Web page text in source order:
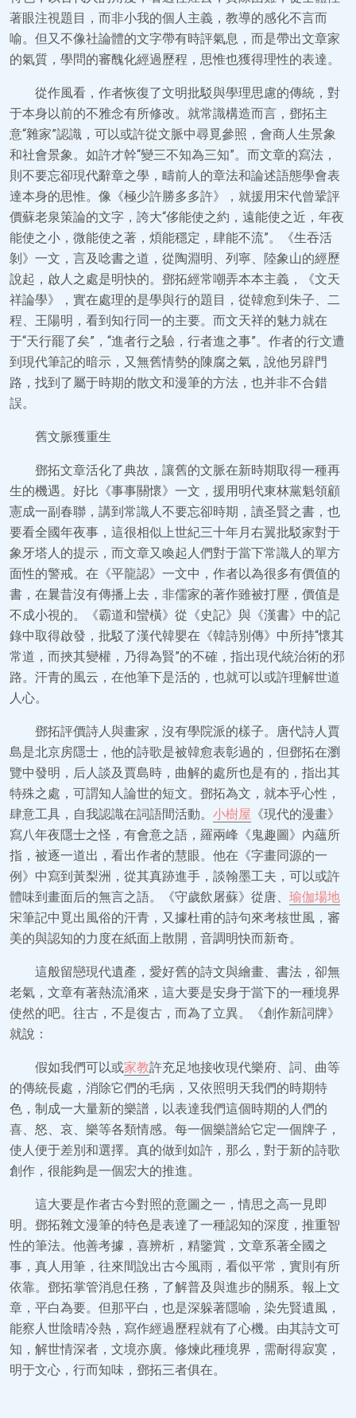
著眼注視題目，而非小我的個人主義，教導的感化不言而
喻。但又不像社論體的文字帶有時評氣息，而是帶出文章家
的氣質，學問的審醜化經過歷程，思惟也獲得理性的表達。
從作風看，作者恢復了文明批駁與學理思慮的傳統，對
于本身以前的不雅念有所修改。就常識構造而言，鄧拓主
意“雜家”認識，可以或許從文脈中尋覓參照，會商人生景象
和社會景象。如許才幹“變三不知為三知”。而文章的寫法，
則不要忘卻現代辭章之學，疇前人的章法和論述語態學會表
達本身的思惟。像《極少許勝多多許》，就援用宋代曾鞏評
價蘇老泉策論的文字，誇大“侈能使之約，遠能使之近，年夜
能使之小，微能使之著，煩能穩定，肆能不流”。《生吞活
剝》一文，言及唸書之道，從陶淵明、列寧、陸象山的經歷
說起，啟人之處是明快的。鄧拓經常嘲弄本本主義，《文天
祥論學》，實在處理的是學與行的題目，從韓愈到朱子、二
程、王陽明，看到知行同一的主要。而文天祥的魅力就在
于“天行罷了矣”，“進者行之驗，行者進之事”。作者的行文遭
到現代筆記的暗示，又無舊情勢的陳腐之氣，說他另辟門
路，找到了屬于時期的散文和漫筆的方法，也并非不合錯
誤。
舊文脈獲重生
鄧拓文章活化了典故，讓舊的文脈在新時期取得一種再
生的機遇。好比《事事關懷》一文，援用明代東林黨魁領顧
憲成一副春聯，講到常識人不要忘卻時期，讀圣賢之書，也
要看全國年夜事，這很相似上世紀三十年月右翼批駁家對于
象牙塔人的提示，而文章又喚起人們對于當下常識人的單方
面性的警戒。在《平龍認》一文中，作者以為很多有價值的
書，在曩昔沒有傳播上去，非儒家的著作雖被打壓，價值是
不成小視的。《霸道和蠻橫》從《史記》與《漢書》中的記
錄中取得啟發，批駁了漢代韓嬰在《韓詩別傳》中所持“懷其
常道，而挾其變權，乃得為賢”的不確，指出現代統治術的邪
路。汗青的風云，在他筆下是活的，也就可以或許理解世道
人心。
鄧拓評價詩人與畫家，沒有學院派的樣子。唐代詩人賈
島是北京房隱士，他的詩歌是被韓愈表彰過的，但鄧拓在瀏
覽中發明，后人談及賈島時，曲解的處所也是有的，指出其
特殊之處，可謂知人論世的短文。鄧拓為文，就本乎心性，
肆意工具，自我認識在詞語間活動。 小樹屋 《現代的漫畫》
寫八年夜隱士之怪，有會意之語，羅兩峰《鬼趣圖》內蘊所
指，被逐一道出，看出作者的慧眼。他在《字畫同源的一
例》中寫到黃梨洲，從其真跡進手，談翰墨工夫，可以或許
體味到畫面后的無言之語。《守歲飲屠蘇》從唐、 瑜伽場地
宋筆記中覓出風俗的汗青，又據杜甫的詩句來考核世風，審
美的與認知的力度在紙面上散開，音調明快而新奇。
這般留戀現代遺產，愛好舊的詩文與繪畫、書法，卻無
老氣，文章有著熱流涌來，這大要是安身于當下的一種境界
使然的吧。往古，不是復古，而為了立異。《創作新詞牌》
就說：
假如我們可以或家教許充足地接收現代樂府、詞、曲等
的傳統長處，消除它們的毛病，又依照明天我們的時期特
色，制成一大量新的樂譜，以表達我們這個時期的人們的
喜、怒、哀、樂等各類情感。每一個樂譜給它定一個牌子，
使人便于差別和選擇。真的做到如許，那么，對于新的詩歌
創作，很能夠是一個宏大的推進。
這大要是作者古今對照的意圖之一，情思之高一見即
明。鄧拓雜文漫筆的特色是表達了一種認知的深度，推重智
性的筆法。他善考據，喜辨析，精鑒賞，文章系著全國之
事，真人用筆，往來間說出古今風雨，看似平常，實則有所
依靠。鄧拓掌管消息任務，了解普及與進步的關系。報上文
章，平白為要。但那平白，也是深躲著隱喻，染先賢遺風，
能察人世陰晴冷熱，寫作經過歷程就有了心機。由其詩文可
知，解世情深者，文境亦廣。修煉此種境界，需耐得寂寞，
明于文心，行而知味，鄧拓三者俱在。